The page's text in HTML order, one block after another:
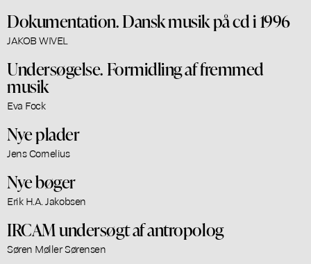
Dokumentation. Dansk musik på cd i 1996
JAKOB WIVEL
Undersøgelse. Formidling af fremmed
musik
Eva Fock
Nye plader
Jens Cornelius
Nye bøger
Erik H.A. Jakobsen
IRCAM undersøgt af antropolog
Søren Møller Sørensen